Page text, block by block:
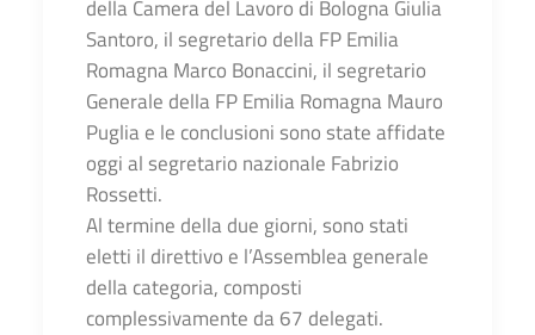
della Camera del Lavoro di Bologna Giulia
Santoro, il segretario della FP Emilia
Romagna Marco Bonaccini, il segretario
Generale della FP Emilia Romagna Mauro
Puglia e le conclusioni sono state affidate
oggi al segretario nazionale Fabrizio
Rossetti.
Al termine della due giorni, sono stati
eletti il direttivo e l’Assemblea generale
della categoria, composti
complessivamente da 67 delegati.